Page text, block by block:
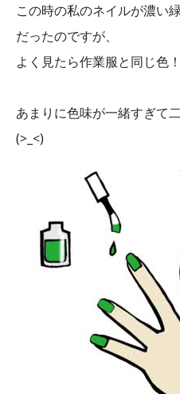
この時の私のネイルが濃い
だったのですが、
よく見たら作業服と同じ色
あまりに色味が一緒すぎて
(>_<)